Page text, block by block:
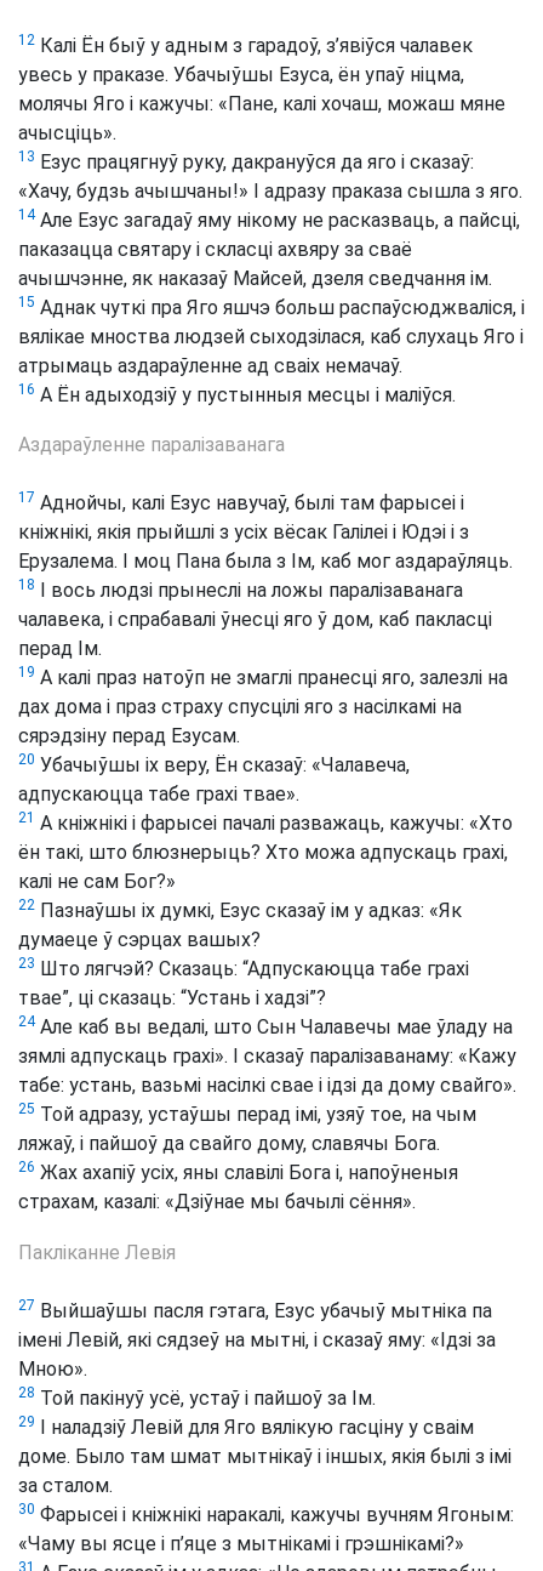
12 Калі Ён быў у адным з гарадоў, з’явіўся чалавек
увесь у праказе. Убачыўшы Езуса, ён упаў ніцма,
молячы Яго і кажучы: «Пане, калі хочаш, можаш мяне
ачысціць».
13 Езус працягнуў руку, дакрануўся да яго і сказаў:
«Хачу, будзь ачышчаны!» І адразу праказа сышла з яго.
14Але Езус загадаў яму нікому не расказваць, а пайсці,
паказацца святару і скласці ахвяру за сваё
ачышчэнне, як наказаў Майсей, дзеля сведчання ім.
15 Аднак чуткі пра Яго яшчэ больш распаўсюджваліся, і
вялікае мноства людзей сыходзілася, каб слухаць Яго і
атрымаць аздараўленне ад сваіх немачаў.
16 А Ён адыходзіў у пустынныя месцы і маліўся.
Аздараўленне паралізаванага
17 Аднойчы, калі Езус навучаў, былі там фарысеі і
кніжнікі, якія прыйшлі з усіх вёсак Галілеі і Юдэі і з
Ерузалема. І моц Пана была з Ім, каб мог аздараўляць.
18 І вось людзі прынеслі на ложы паралізаванага
чалавека, і спрабавалі ўнесці яго ў дом, каб пакласці
перад Ім.
19 А калі праз натоўп не змаглі пранесці яго, залезлі на
дах дома і праз страху спусцілі яго з насілкамі на
сярэдзіну перад Езусам.
20 Убачыўшы іх веру, Ён сказаў: «Чалавеча,
адпускаюцца табе грахі твае».
21 А кніжнікі і фарысеі пачалі разважаць, кажучы: «Хто
ён такі, што блюзнерыць? Хто можа адпускаць грахі,
калі не сам Бог?»
22 Пазнаўшы іх думкі, Езус сказаў ім у адказ: «Як
думаеце ў сэрцах вашых?
23 Што лягчэй? Сказаць: “Адпускаюцца табе грахі
твае”, ці сказаць: “Устань і хадзі”?
24Але каб вы ведалі, што Сын Чалавечы мае ўладу на
зямлі адпускаць грахі». І сказаў паралізаванаму: «Кажу
табе: устань, вазьмі насілкі свае і ідзі да дому свайго».
25 Той адразу, устаўшы перад імі, узяў тое, на чым
ляжаў, і пайшоў да свайго дому, славячы Бога.
26 Жах ахапіў усіх, яны славілі Бога і, напоўненыя
страхам, казалі: «Дзіўнае мы бачылі сёння».
Пакліканне Левія
27 Выйшаўшы пасля гэтага, Езус убачыў мытніка па
імені Левій, які сядзеў на мытні, і сказаў яму: «Ідзі за
Мною».
28 Той пакінуў усё, устаў і пайшоў за Ім.
29 І наладзіў Левій для Яго вялікую гасціну у сваім
доме. Было там шмат мытнікаў і іншых, якія былі з імі
за сталом.
30 Фарысеі і кніжнікі наракалі, кажучы вучням Ягоным:
«Чаму вы ясце і п’яце з мытнікамі і грэшнікамі?»
31